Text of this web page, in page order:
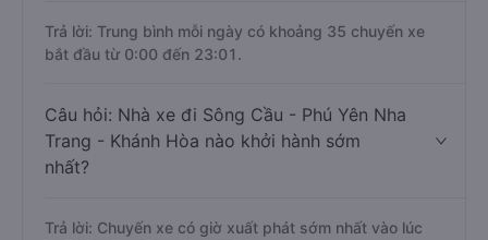
Trả lời: Trung bình mỗi ngày có khoảng 35 chuyến xe
bắt đầu từ 0:00 đến 23:01.
Câu hỏi: Nhà xe đi Sông Cầu - Phú Yên Nha
Trang - Khánh Hòa nào khởi hành sớm
nhất?
Trả lời: Chuyến xe có giờ xuất phát sớm nhất vào lúc